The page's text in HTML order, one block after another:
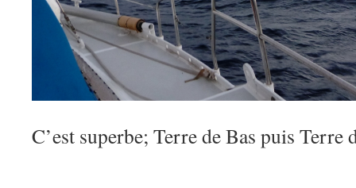
C’est superbe; Terre de Bas puis Terre